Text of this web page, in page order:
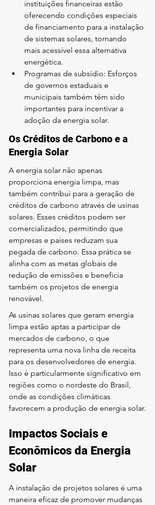
instituições financeiras estão
oferecendo condições especiais
de financiamento para a instalação
de sistemas solares, tornando
mais acessível essa alternativa
energética.
Programas de subsídio: Esforços
de governos estaduais e
municipais também têm sido
importantes para incentivar a
adoção da energia solar.
Os Créditos de Carbono e a
Energia Solar
A energia solar não apenas
proporciona energia limpa, mas
também contribui para a geração de
créditos de carbono através de usinas
solares. Esses créditos podem ser
comercializados, permitindo que
empresas e países reduzam sua
pegada de carbono. Essa prática se
alinha com as metas globais de
redução de emissões e beneficia
também os projetos de energia
renovável.
As usinas solares que geram energia
limpa estão aptas a participar de
mercados de carbono, o que
representa uma nova linha de receita
para os desenvolvedores de energia.
Isso é particularmente significativo em
regiões como o nordeste do Brasil,
onde as condições climáticas
favorecem a produção de energia solar.
Impactos Sociais e
Econômicos da Energia
Solar
A instalação de projetos solares é uma
maneira eficaz de promover mudanças